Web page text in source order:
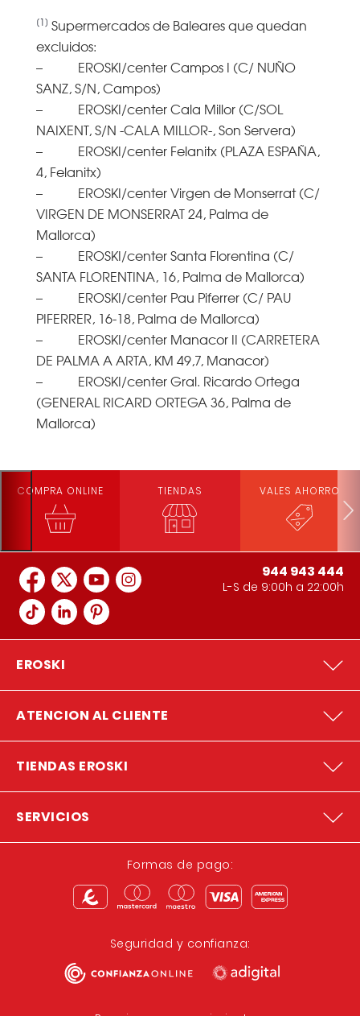
[1] Supermercados de Baleares que quedan
excluidos:
– EROSKI/center Campos I (C/ NUÑO
SANZ, S/N, Campos)
– EROSKI/center Cala Millor (C/SOL
NAIXENT, S/N -CALA MILLOR-, Son Servera)
– EROSKI/center Felanitx (PLAZA ESPAÑA,
4, Felanitx)
– EROSKI/center Virgen de Monserrat (C/
VIRGEN DE MONSERRAT 24, Palma de
Mallorca)
– EROSKI/center Santa Florentina (C/
SANTA FLORENTINA, 16, Palma de Mallorca)
– EROSKI/center Pau Piferrer (C/ PAU
PIFERRER, 16-18, Palma de Mallorca)
– EROSKI/center Manacor II (CARRETERA
DE PALMA A ARTA, KM 49,7, Manacor)
– EROSKI/center Gral. Ricardo Ortega
(GENERAL RICARD ORTEGA 36, Palma de
Mallorca)
COMPRA ONLINE TIENDAS VALES AHORRO
944 943 444
L-S de 9:00h a 22:00h
EROSKI
ATENCION AL CLIENTE
TIENDAS EROSKI
SERVICIOS
Formas de pago:
Seguridad y confianza: